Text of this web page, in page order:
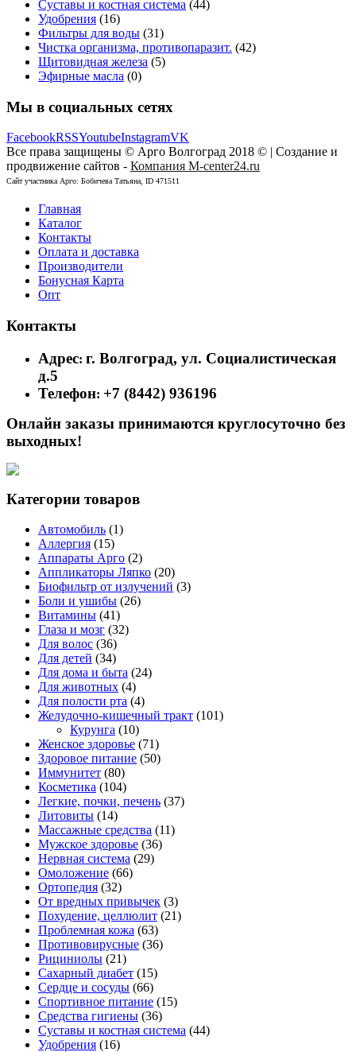
Суставы и костная система (44)
Удобрения (16)
Фильтры для воды (31)
Чистка организма, противопаразит. (42)
Щитовидная железа (5)
Эфирные масла (0)
Мы в социальных сетях
FacebookRSSYoutubeInstagramVK
Все права защищены © Арго Волгоград 2018 © | Создание и
продвижение сайтов - Компания M-center24.ru
Сайт участника Арго: Бобичева Татьяна, ID 471511
Главная
Каталог
Контакты
Оплата и доставка
Производители
Бонусная Карта
Опт
Контакты
Адрес: г. Волгоград, ул. Социалистическая
д.5
Телефон: +7 (8442) 936196
Онлайн заказы принимаются круглосуточно без
выходных!
Категории товаров
Автомобиль (1)
Аллергия (15)
Аппараты Арго (2)
Аппликаторы Ляпко (20)
Биофильтр от излучений (3)
Боли и ушибы (26)
Витамины (41)
Глаза и мозг (32)
Для волос (36)
Для детей (34)
Для дома и быта (24)
Для животных (4)
Для полости рта (4)
Желудочно-кишечный тракт (101)
Курунга (10)
Женское здоровье (71)
Здоровое питание (50)
Иммунитет (80)
Косметика (104)
Легкие, почки, печень (37)
Литовиты (14)
Массажные средства (11)
Мужское здоровье (36)
Нервная система (29)
Омоложение (66)
Ортопедия (32)
От вредных привычек (3)
Похудение, целлюлит (21)
Проблемная кожа (63)
Противовирусные (36)
Рициниолы (21)
Сахарный диабет (15)
Сердце и сосуды (66)
Спортивное питание (15)
Средства гигиены (36)
Суставы и костная система (44)
Удобрения (16)